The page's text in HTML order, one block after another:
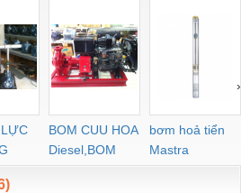
BOM CUU HOA
Diesel,BOM
CHUA CHAY
bơm hoả tiển
Mastra
›